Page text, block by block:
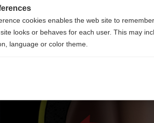
cookies enables the web site to
looks or behaves for each user. This may
language or color theme.
cookies help us improve our website by
cookies